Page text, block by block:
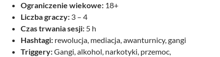
Ograniczenie wiekowe: 18+
Liczba graczy: 3 – 4
Czas trwania sesji: 5 h
Hashtagi: rewolucja, mediacja, awanturnicy, gangi
Triggery:Gangi, alkohol, narkotyki, przemoc,